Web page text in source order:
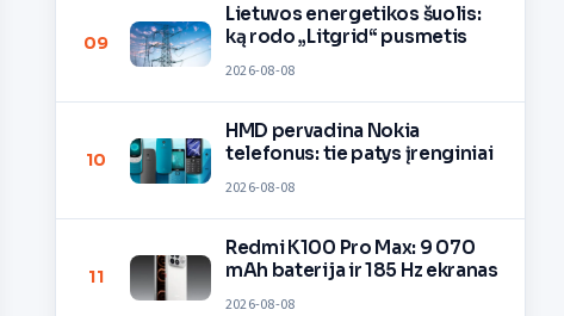
09
Lietuvos energetikos šuolis:
ką rodo „Litgrid“ pusmetis
2026-08-08
10
HMD pervadina Nokia
telefonus: tie patys įrenginiai
2026-08-08
11
Redmi K100 Pro Max: 9 070
mAh baterija ir 185 Hz ekranas
2026-08-08